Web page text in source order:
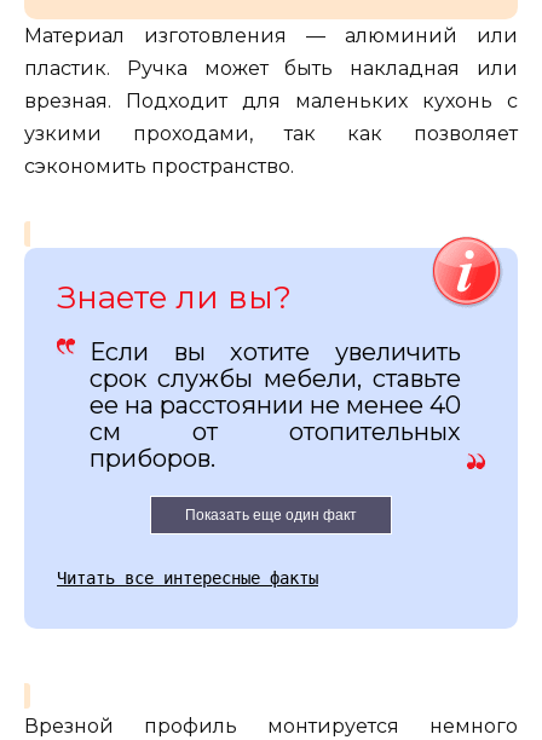
Материал изготовления — алюминий или
пластик. Ручка может быть накладная или
врезная. Подходит для маленьких кухонь с
узкими проходами, так как позволяет
сэкономить пространство.
Знаете ли вы?
Если вы хотите увеличить
срок службы мебели, ставьте
ее на расстоянии не менее 40
см от отопительных
приборов.
Показать еще один факт
Читать все интересные факты
Врезной профиль монтируется немного